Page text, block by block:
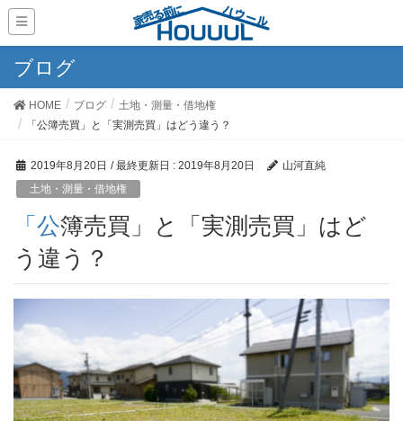
ブログ
HOME ブログ
土地・測量・借地権
「公簿売買」と「実測売買」はどう違う？
2019年8月20日 / 最終更新日 : 2019年8月20日
山河直純
土地・測量・借地権
「公簿売買」と「実測売買」はど
う違う？